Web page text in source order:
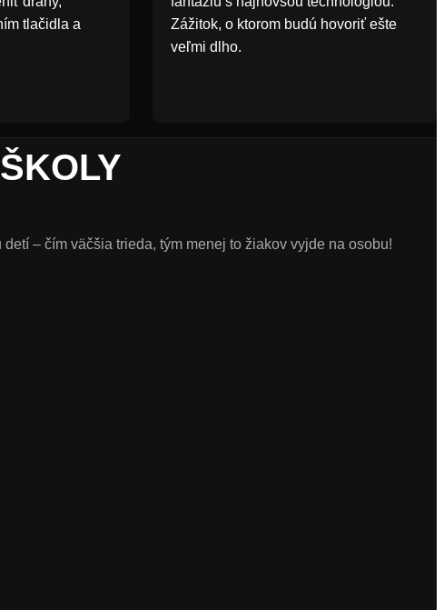
tlačidla a
Zážitok, o ktorom budú hovoriť ešte
veľmi dlho.
– čím väčšia trieda, tým menej to žiakov vyjde na osobu!